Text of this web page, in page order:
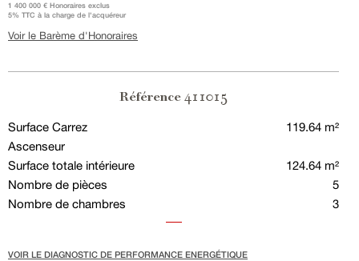
1 400 000 € Honoraires exclus
5% TTC à la charge de l'acquéreur
Voir le Barème d'Honoraires
Référence 411015
Surface Carrez
119.64 m²
Ascenseur
Surface totale intérieure
124.64 m²
Nombre de pièces
5
Nombre de chambres
3
VOIR LE DIAGNOSTIC DE PERFORMANCE ENERGÉTIQUE